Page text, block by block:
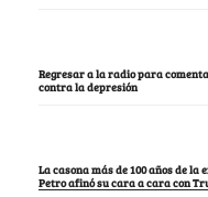
Regresar a la radio para
contra la depresión
La casona más de 100 años de
Petro afinó su cara a cara con